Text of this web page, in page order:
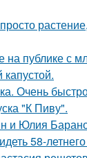
на публике с
Очень
"К Пиву".
и Юлия
58-